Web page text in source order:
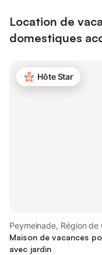
Location de
domestiques
Hôte Star
Peymeinade, Région de
Maison de vacances
avec jardin